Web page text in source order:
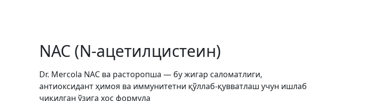
NAC (N-ацетилцистеин)
Dr. Mercola NAC ва расторопша — бу жигар саломатлиги,
антиоксидант ҳимоя ва иммунитетни қўллаб-қувватлаш учун ишлаб
чиқилган ўзига хос формула